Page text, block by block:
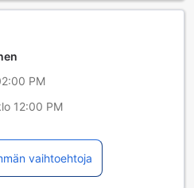
PM
12:00 PM
vaihtoehtoja